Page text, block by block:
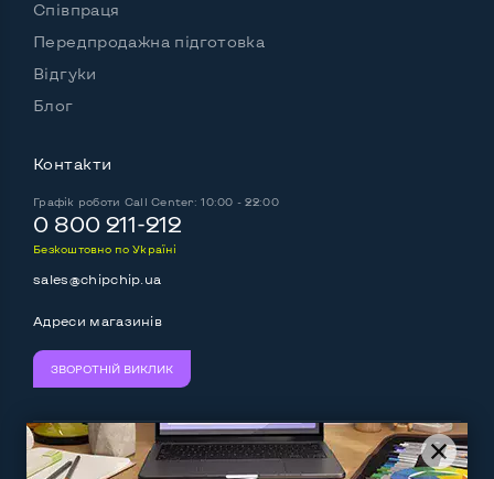
Особенности
Комплектація: системний блок, кабель живлення
Співпраця
Передпродажна підготовка
Відгуки
Блог
Контакти
Графік роботи Call Center: 10:00 - 22:00
0 800 211-212
Безкоштовно по Україні
sales@chipchip.ua
Адреси магазинів
ЗВОРОТНІЙ ВИКЛИК
Ми приймаємо: Слідкуйте за нами: